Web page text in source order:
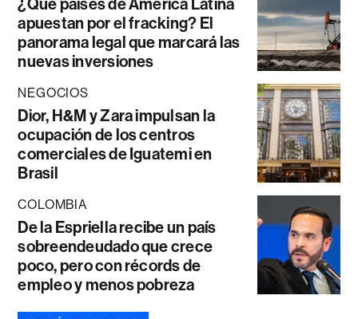
apuestan por el fracking? El
panorama legal que marcará las
nuevas inversiones
NEGOCIOS
Dior, H&M y Zara impulsan la
ocupación de los centros
comerciales de Iguatemi en
Brasil
COLOMBIA
De la Espriella recibe un país
sobreendeudado que crece
poco, pero con récords de
empleo y menos pobreza